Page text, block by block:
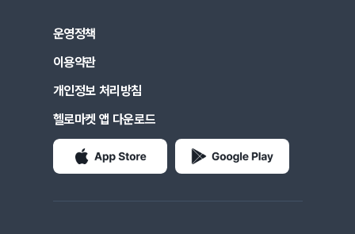
운영정책
이용약관
개인정보 처리방침
헬로마켓 앱 다운로드